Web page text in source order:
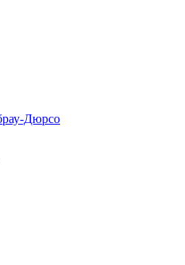
Дюрсо